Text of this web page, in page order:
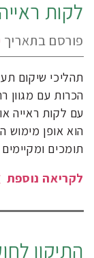
לקות
פורסם בתאריך
תהליכי שיקום
הכרות עם מגוון
עם לקות ראייה
הוא אופן מימוש
תומכים
לקריאה נוספת
התיקון